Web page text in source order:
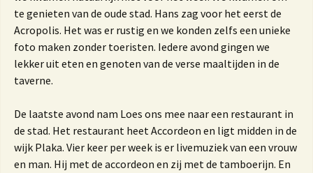
te genieten van de oude stad. Hans zag voor het eerst de
Acropolis. Het was er rustig en we konden zelfs een unieke
foto maken zonder toeristen. Iedere avond gingen we
lekker uit eten en genoten van de verse maaltijden in de
taverne.
De laatste avond nam Loes ons mee naar een restaurant in
de stad. Het restaurant heet Accordeon en ligt midden in de
wijk Plaka. Vier keer per week is er livemuziek van een vrouw
en man. Hij met de accordeon en zij met de tamboerijn. En